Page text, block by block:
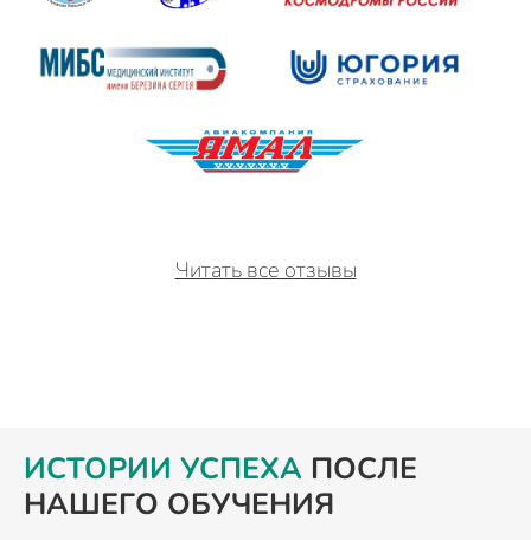
Читать все отзывы
ИСТОРИИ УСПЕХА ПОСЛЕ
НАШЕГО ОБУЧЕНИЯ